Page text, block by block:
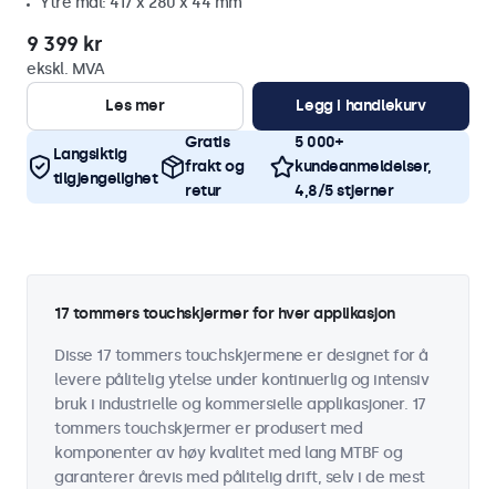
9 399 kr
ekskl. MVA
Les mer
Legg i handlekurv
Langsiktig
tilgjengelighet
Gratis
frakt og
retur
5 000+
kundeanmeldelser,
4,8/5 stjerner
17 tommers touchskjermer for hver applikasjon
Disse 17 tommers touchskjermene er designet for å
levere pålitelig ytelse under kontinuerlig og intensiv
bruk i industrielle og kommersielle applikasjoner. 17
tommers touchskjermer er produsert med
komponenter av høy kvalitet med lang MTBF og
garanterer årevis med pålitelig drift, selv i de mest